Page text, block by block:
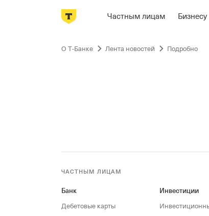
Частным лицам Бизнесу
О Т‑Банке Лента новостей Подробно
ЧАСТНЫМ ЛИЦАМ
Банк
Дебетовые карты
Инвестиции